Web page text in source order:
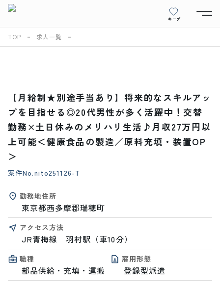
キープ
TOP 求人一覧
【月給制★別途手当あり】将来的なスキルアッ
プを目指せる◎20代男性が多く活躍中！交替
勤務×土日休みのメリハリ生活♪月収27万円以
上可能＜健康食品の製造／原料充填・装置OP
＞
案件No.nito251126-T
勤務地住所
東京都西多摩郡瑞穂町
アクセス方法
JR青梅線　羽村駅（車10分）
職種
部品供給・充填・運搬
雇用形態
登録型派遣